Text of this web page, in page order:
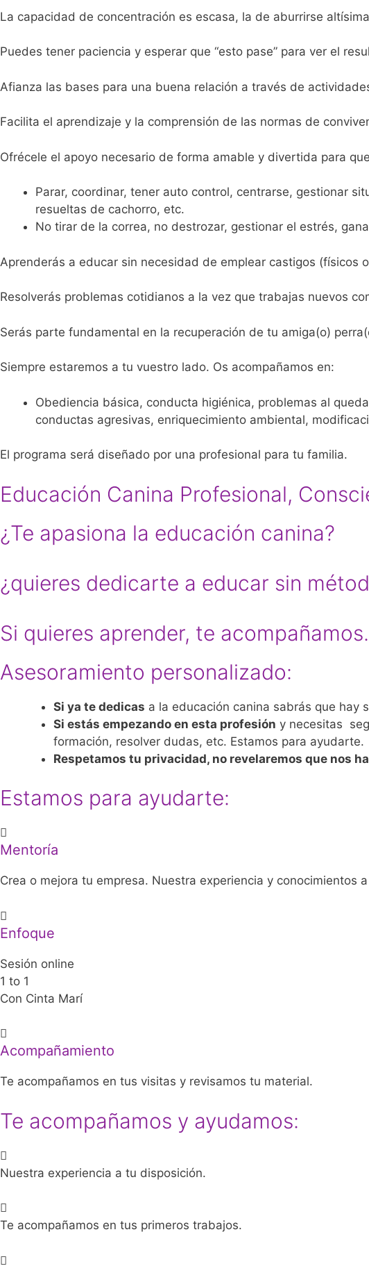
La capacidad de concentración es escasa, la de aburrirse
Puedes tener paciencia y esperar que “esto pase” para ver el
Afianza las bases para una buena relación a través de
Facilita el aprendizaje y la comprensión de las normas de
Ofrécele el apoyo necesario de forma amable y divertida para
Parar, coordinar, tener auto control, centrarse, gestionar
resueltas de cachorro, etc.
No tirar de la correa, no destrozar, gestionar el estrés,
Aprenderás a educar sin necesidad de emplear castigos (físicos
Resolverás problemas cotidianos a la vez que trabajas nuevos
Serás parte fundamental en la recuperación de tu amiga(o)
Siempre estaremos a tu vuestro lado. Os acompañamos en:
Obediencia básica, conducta higiénica, problemas al
conductas agresivas, enriquecimiento ambiental,
El programa será diseñado por una profesional para tu familia.
Educación Canina Profesional,
¿Te apasiona la educación canina?
¿quieres dedicarte a educar sin
Si quieres aprender, te
Asesoramiento personalizado:
Si ya te dedicas a la educación canina sabrás que hay s
Si estás empezando en esta profesión y necesitas
formación, resolver dudas, etc. Estamos para ayudarte.
Respetamos tu privacidad, no revelaremos que nos
Estamos para ayudarte:
Mentoría
Crea o mejora tu empresa. Nuestra experiencia y conocimientos
Enfoque
Sesión online
1 to 1
Con Cinta Marí
Acompañamiento
Te acompañamos en tus visitas y revisamos tu material.
Te acompañamos y ayudamos:
Nuestra experiencia a tu disposición.
Te acompañamos en tus primeros trabajos.